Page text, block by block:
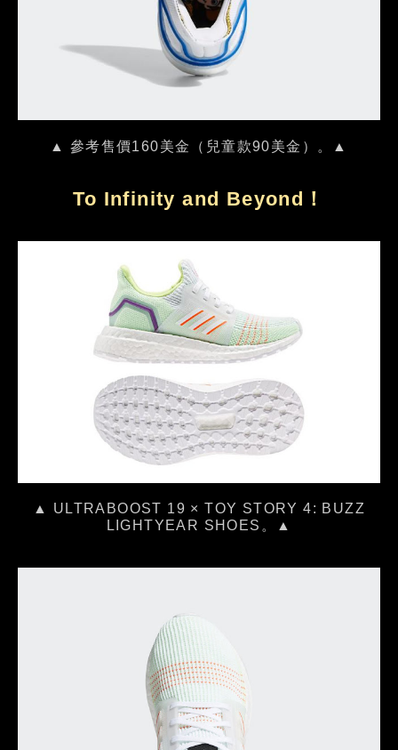
▲ 參考售價160美金（兒童款90美金）。▲
To Infinity and Beyond！
▲ ULTRABOOST 19 × TOY STORY 4: BUZZ
LIGHTYEAR SHOES。▲